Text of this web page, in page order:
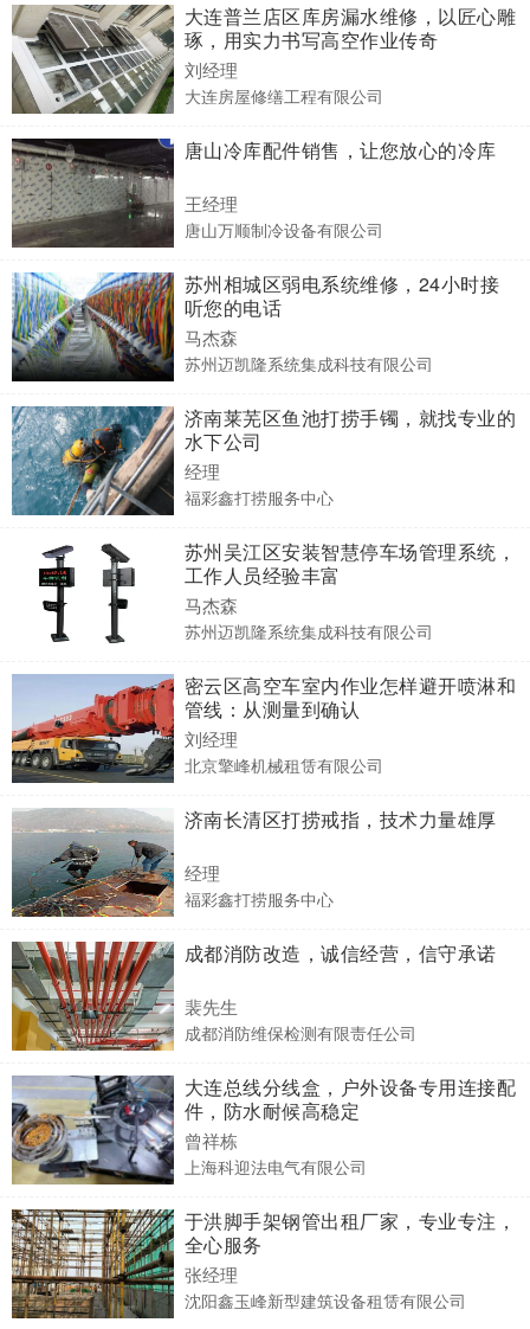
大连普兰店区库房漏水维修，以匠心雕
琢，用实力书写高空作业传奇
刘经理
大连房屋修缮工程有限公司
唐山冷库配件销售，让您放心的冷库
王经理
唐山万顺制冷设备有限公司
苏州相城区弱电系统维修，24小时接
听您的电话
马杰森
苏州迈凯隆系统集成科技有限公司
济南莱芜区鱼池打捞手镯，就找专业的
水下公司
经理
福彩鑫打捞服务中心
苏州吴江区安装智慧停车场管理系统，
工作人员经验丰富
马杰森
苏州迈凯隆系统集成科技有限公司
密云区高空车室内作业怎样避开喷淋和
管线：从测量到确认
刘经理
北京擎峰机械租赁有限公司
济南长清区打捞戒指，技术力量雄厚
经理
福彩鑫打捞服务中心
成都消防改造，诚信经营，信守承诺
裴先生
成都消防维保检测有限责任公司
大连总线分线盒，户外设备专用连接配
件，防水耐候高稳定
曾祥栋
上海科迎法电气有限公司
于洪脚手架钢管出租厂家，专业专注，
全心服务
张经理
沈阳鑫玉峰新型建筑设备租赁有限公司